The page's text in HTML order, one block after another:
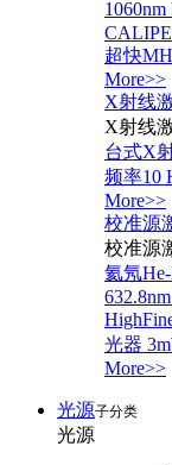
超快
More>>
X射线
X射线
台式X
频率10
More>>
校准源
校准源
氦氖
光器
More>>
光源子分类
光源